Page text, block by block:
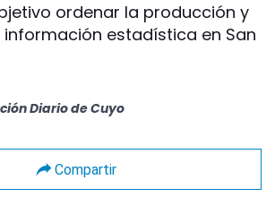
ordenar la producción y
estadística en San
Diario de Cuyo
Compartir